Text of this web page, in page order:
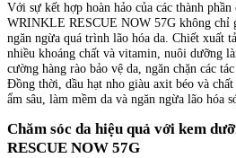
Với sự kết hợp hoàn hảo của các thành
WRINKLE RESCUE NOW 57G không chỉ
ngăn ngừa quá trình lão hóa da. Chiết xuất
nhiều khoáng chất và vitamin, nuôi dưỡng
cường hàng rào bảo vệ da, ngăn chặn các
Đồng thời, dầu hạt nho giàu axit béo và
ẩm sâu, làm mềm da và ngăn ngừa lão hóa
Chăm sóc da hiệu quả với kem
RESCUE NOW 57G